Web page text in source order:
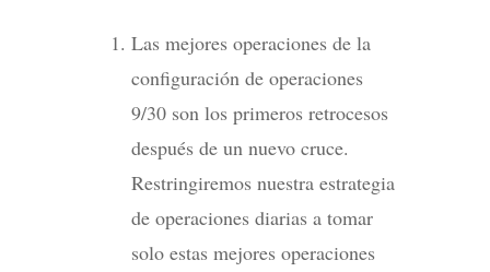
Las mejores operaciones de la
configuración de operaciones
9/30 son los primeros retrocesos
después de un nuevo cruce.
Restringiremos nuestra estrategia
de operaciones diarias a tomar
solo estas mejores operaciones